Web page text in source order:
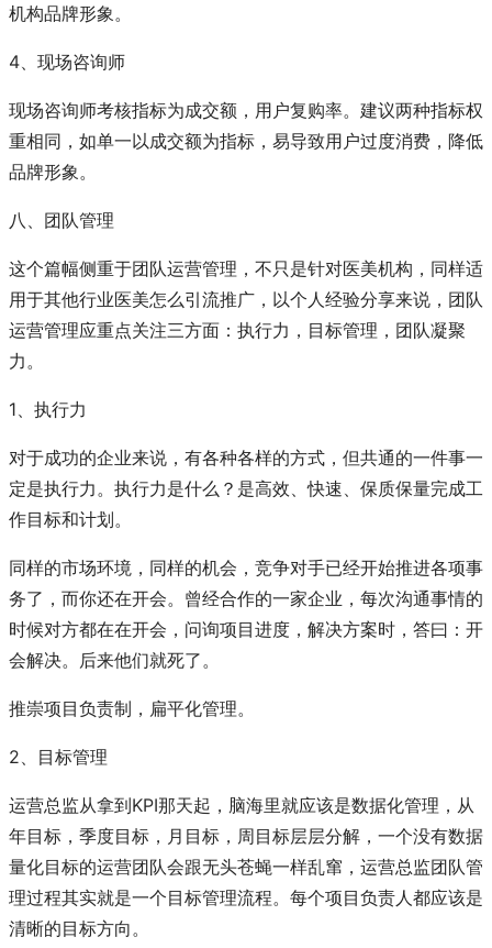
机构品牌形象。
4、现场咨询师
现场咨询师考核指标为成交额，用户复购率。建议两种指标权
重相同，如单一以成交额为指标，易导致用户过度消费，降低
品牌形象。
八、团队管理
这个篇幅侧重于团队运营管理，不只是针对医美机构，同样适
用于其他行业医美怎么引流推广，以个人经验分享来说，团队
运营管理应重点关注三方面：执行力，目标管理，团队凝聚
力。
1、执行力
对于成功的企业来说，有各种各样的方式，但共通的一件事一
定是执行力。执行力是什么？是高效、快速、保质保量完成工
作目标和计划。
同样的市场环境，同样的机会，竞争对手已经开始推进各项事
务了，而你还在开会。曾经合作的一家企业，每次沟通事情的
时候对方都在在开会，问询项目进度，解决方案时，答曰：开
会解决。后来他们就死了。
推崇项目负责制，扁平化管理。
2、目标管理
运营总监从拿到KPI那天起，脑海里就应该是数据化管理，从
年目标，季度目标，月目标，周目标层层分解，一个没有数据
量化目标的运营团队会跟无头苍蝇一样乱窜，运营总监团队管
理过程其实就是一个目标管理流程。每个项目负责人都应该是
清晰的目标方向。